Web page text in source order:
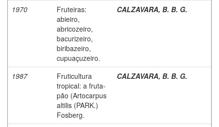
1970
Fruteiras:
abieiro,
abricozeiro,
bacurizeiro,
biribazeiro,
cupuaçuzeiro.
CALZAVARA, B. B. G.
1987
Fruticultura
tropical: a fruta-
pão (Artocarpus
altilis (PARK.)
Fosberg.
CALZAVARA, B. B. G.